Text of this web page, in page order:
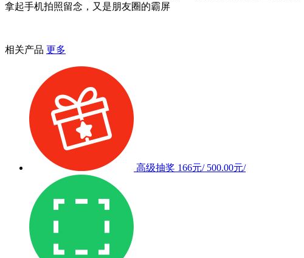
拿起手机拍照留念，又是朋友圈的霸屏
相关产品 更多
高级抽奖 166元/ 500.00元/